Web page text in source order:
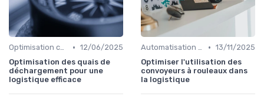
Optimisation coûts • 12/06/2025
Optimisation des quais de
déchargement pour une
logistique efficace
Automatisation processus • 13/11/2025
Optimiser l'utilisation des
convoyeurs à rouleaux dans
la logistique